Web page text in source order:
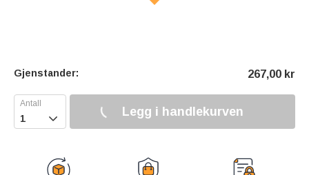
Gjenstander: 267,00 kr
 Legg i handlekurven